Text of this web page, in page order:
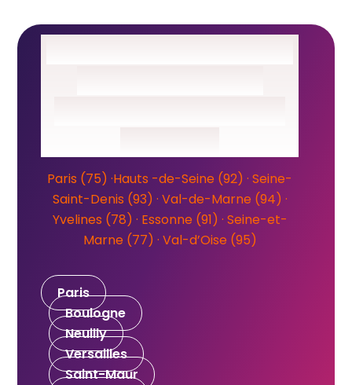
Paris (75) ·Hauts -de-Seine (92) · Seine-
Saint-Denis (93) · Val-de-Marne (94) ·
Yvelines (78) · Essonne (91) · Seine-et-
Marne (77) · Val-d’Oise (95)
Paris
Boulogne
Neuilly
Versailles
Saint-Maur